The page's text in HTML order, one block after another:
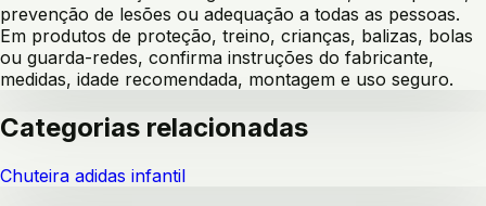
prevenção de lesões ou adequação a todas as pessoas.
Em produtos de proteção, treino, crianças, balizas, bolas
ou guarda-redes, confirma instruções do fabricante,
medidas, idade recomendada, montagem e uso seguro.
Categorias relacionadas
Chuteira adidas infantil